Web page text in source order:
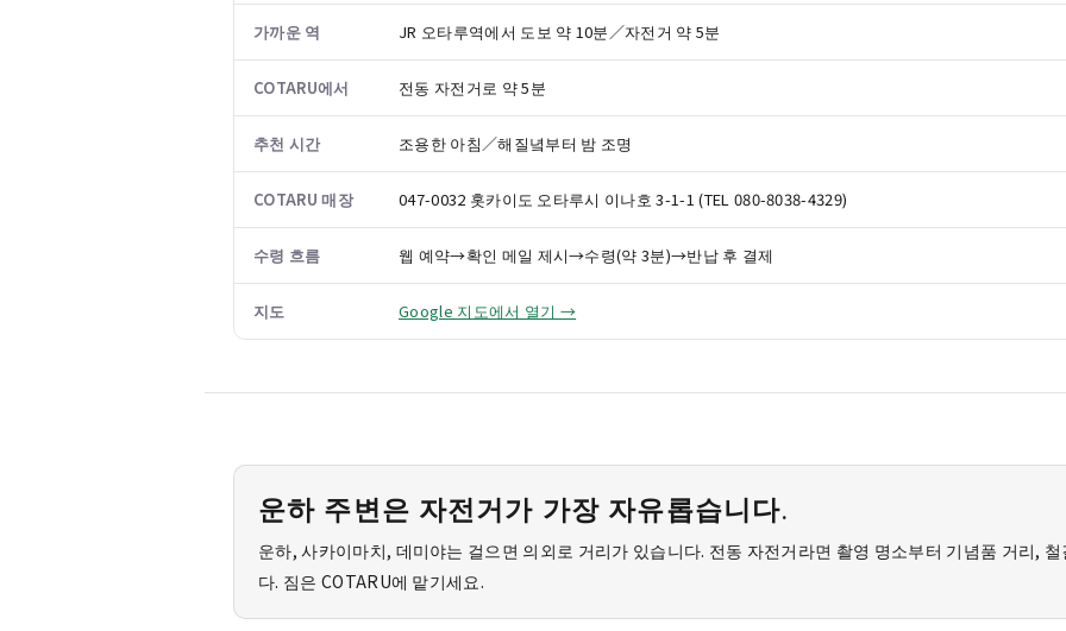
가까운 역 JR 오타루역에서 도보 약 10분／자전거 약 5분
COTARU에서 전동 자전거로 약 5분
추천 시간 조용한 아침／해질녘부터 밤 조명
COTARU 매장 047-0032 홋카이도 오타루시 이나호 3-1-1 (TEL 080-8038-4329)
수령 흐름 웹 예약→확인 메일 제시→수령(약 3분)→반납 후 결제
지도 Google 지도에서 열기 →
운하 주변은 자전거가 가장 자유롭습니다.
운하, 사카이마치, 데미야는 걸으면 의외로 거리가 있습니다. 전동 자전거라면 촬영 명소부터 기념품 거리,
다. 짐은 COTARU에 맡기세요.